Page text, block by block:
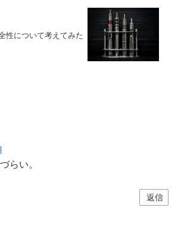
性について考えてみた
らい。
返信